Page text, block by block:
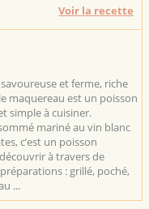
Voir la recette
et ferme, riche
maquereau est un poisson
simple à cuisiner.
mariné au vin blanc
c’est un poisson
à travers de
: grillé, poché,
...